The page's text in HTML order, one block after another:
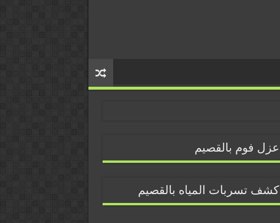
عزل فوم بالقصيم
كشف تسربات المياه بالقصيم